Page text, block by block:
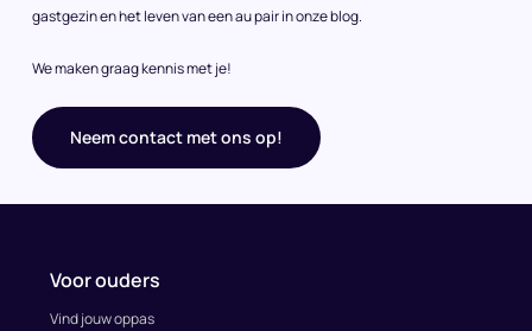
gastgezin en het leven van een au pair in onze blog.
We maken graag kennis met je!
Neem contact met ons op!
Voor ouders
Vind jouw oppas